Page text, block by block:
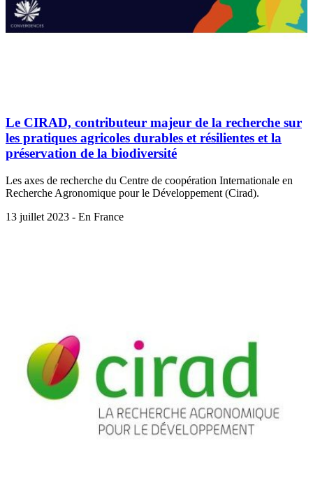
Le CIRAD, contributeur majeur de la recherche sur
les pratiques agricoles durables et résilientes et la
préservation de la biodiversité
Les axes de recherche du Centre de coopération Internationale en
Recherche Agronomique pour le Développement (Cirad).
13 juillet 2023 - En France